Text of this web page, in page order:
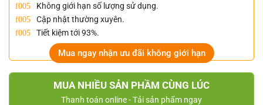
Không giới hạn số lượng sử dụng.
Cập nhật thường xuyên.
Tiết kiệm tới 93%.
Mua ngay nhận ưu đãi không giới hạn
MUA NHIỀU SẢN PHẦM CÙNG LÚC
Thanh toán online - Tải sản phẩm ngay